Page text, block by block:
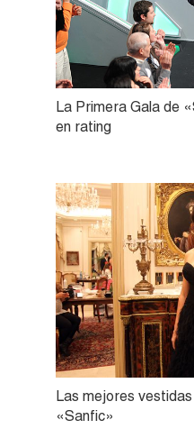
La Primera Gala de
en rating
Las mejores
«Sanfic»